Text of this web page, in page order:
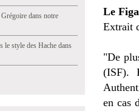
dans notre
le style des Hache dans
Le
Extrait
"De
(ISF).
en cas